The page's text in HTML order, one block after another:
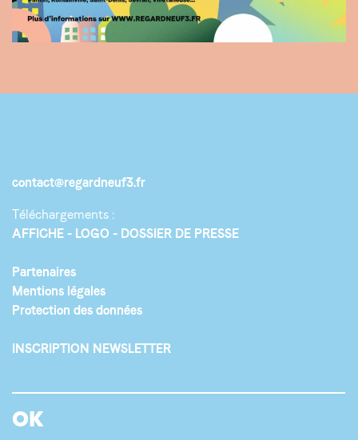
contact@regardneuf3.fr
Téléchargements :
AFFICHE
LOGO DOSSIER DE PRESSE
Partenaires
Mentions légales
Protection des données
INSCRIPTION NEWSLETTER